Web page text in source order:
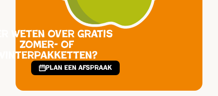
weten over gratis
zomer- of
Plan een afspraak